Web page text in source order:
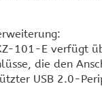
101-E verfügt
die den
USB 2.0-